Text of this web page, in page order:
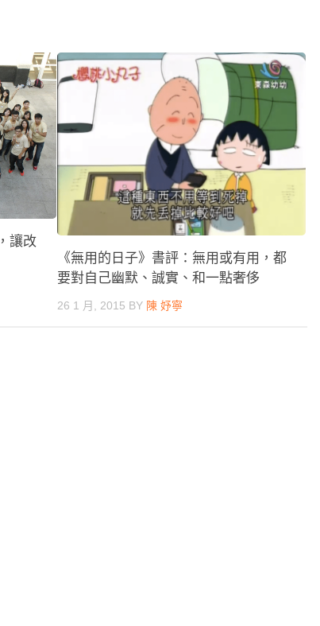
讓改
《無用的日子》書評：無用或有用，都
要對自己幽默、誠實、和一點奢侈
26 1 月, 2015 BY 陳 妤寧